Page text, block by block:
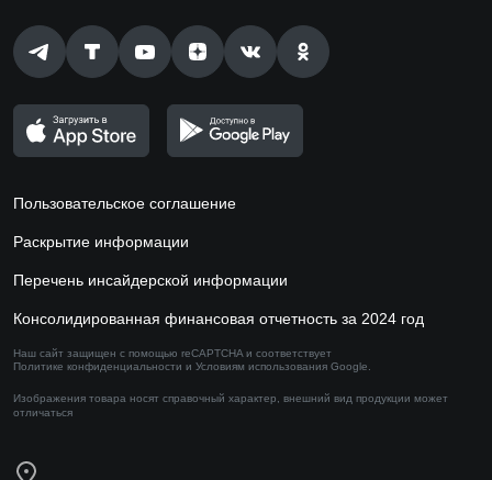
Пользовательское соглашение
Раскрытие информации
Перечень инсайдерской информации
Консолидированная финансовая отчетность за 2024 год
Наш сайт защищен с помощью reCAPTCHA и соответствует
Политике конфиденциальности и Условиям использования Google.
Изображения товара носят справочный характер, внешний вид продукции может
отличаться